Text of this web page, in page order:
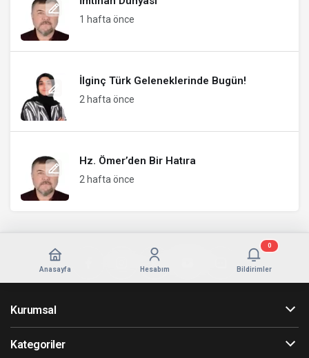
1 hafta önce
İlginç Türk Geleneklerinde Bugün!
2 hafta önce
Hz. Ömer’den Bir Hatıra
2 hafta önce
Anasayfa Hesabım Bildirimler
0
Kurumsal
Kategoriler